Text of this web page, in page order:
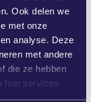
Ook delen we
met onze
analyse. Deze
met andere
die ze hebben
services.
luidkeels
we
op te
voor